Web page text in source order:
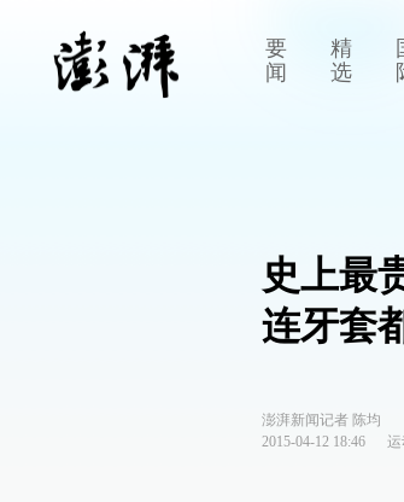
要
闻
精
选
史上最
连牙套
澎湃新闻记者 陈均
2015-04-12 18:46
运